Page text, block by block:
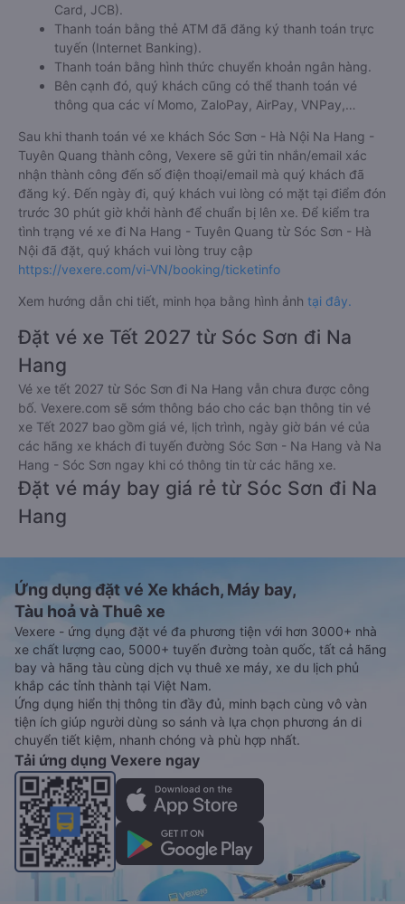
Card, JCB).
Thanh toán bằng thẻ ATM đã đăng ký thanh toán trực
tuyến (Internet Banking).
Thanh toán bằng hình thức chuyển khoản ngân hàng.
Bên cạnh đó, quý khách cũng có thể thanh toán vé
thông qua các ví Momo, ZaloPay, AirPay, VNPay,…
Sau khi thanh toán vé xe khách Sóc Sơn - Hà Nội Na Hang -
Tuyên Quang thành công, Vexere sẽ gửi tin nhắn/email xác
nhận thành công đến số điện thoại/email mà quý khách đã
đăng ký. Đến ngày đi, quý khách vui lòng có mặt tại điểm đón
trước 30 phút giờ khởi hành để chuẩn bị lên xe. Để kiểm tra
tình trạng vé xe đi Na Hang - Tuyên Quang từ Sóc Sơn - Hà
Nội đã đặt, quý khách vui lòng truy cập
https://vexere.com/vi-VN/booking/ticketinfo
Xem hướng dẫn chi tiết, minh họa bằng hình ảnh tại đây.
Đặt vé xe Tết 2027 từ Sóc Sơn đi Na
Hang
Vé xe tết 2027 từ Sóc Sơn đi Na Hang vẫn chưa được công
bố. Vexere.com sẽ sớm thông báo cho các bạn thông tin vé
xe Tết 2027 bao gồm giá vé, lịch trình, ngày giờ bán vé của
các hãng xe khách đi tuyến đường Sóc Sơn - Na Hang và Na
Hang - Sóc Sơn ngay khi có thông tin từ các hãng xe.
Đặt vé máy bay giá rẻ từ Sóc Sơn đi Na
Hang
Ứng dụng đặt vé Xe khách, Máy bay,
Tàu hoả và Thuê xe
Vexere - ứng dụng đặt vé đa phương tiện với hơn 3000+ nhà
xe chất lượng cao, 5000+ tuyến đường toàn quốc, tất cả hãng
bay và hãng tàu cùng dịch vụ thuê xe máy, xe du lịch phủ
khắp các tỉnh thành tại Việt Nam.
Ứng dụng hiển thị thông tin đầy đủ, minh bạch cùng vô vàn
tiện ích giúp người dùng so sánh và lựa chọn phương án di
chuyển tiết kiệm, nhanh chóng và phù hợp nhất.
Tải ứng dụng Vexere ngay